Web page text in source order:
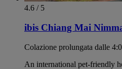
4.6 / 5
ibis Chiang Mai
Colazione prolungata dalle
An international pet-friendly